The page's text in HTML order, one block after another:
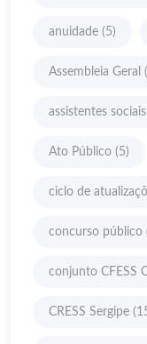
anuidade (5)
Assembleia Geral
assistentes sociais
Ato Público (5)
ciclo de
concurso público
conjunto CFESS
CRESS Sergipe